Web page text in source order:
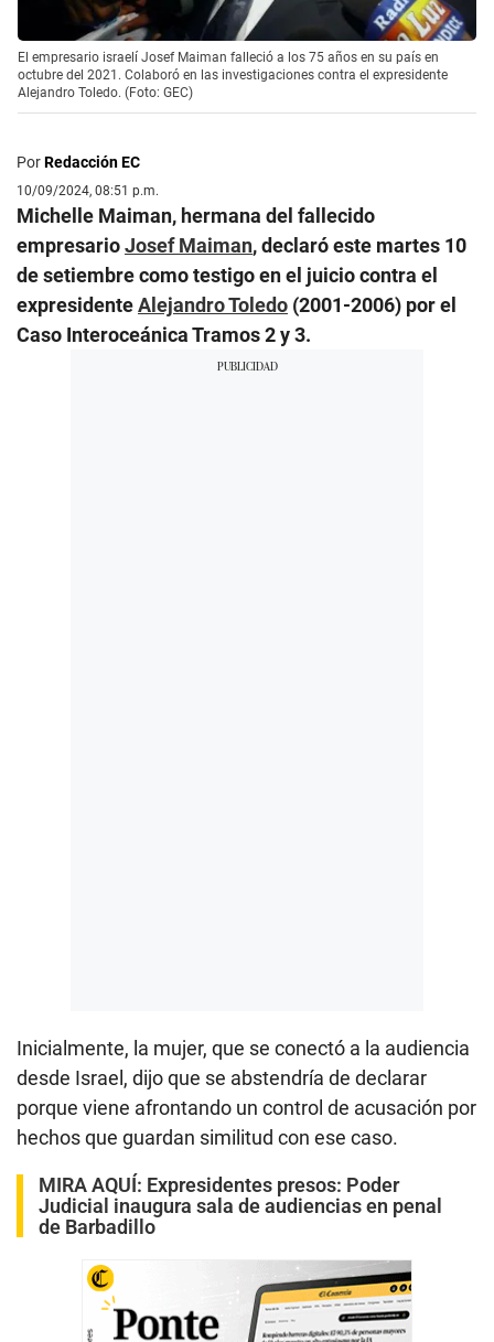
El empresario israelí Josef Maiman falleció a los 75 años en su país en
octubre del 2021. Colaboró en las investigaciones contra el expresidente
Alejandro Toledo. (Foto: GEC)
PorRedacción EC
10/09/2024, 08:51 p.m.
Michelle Maiman, hermana del fallecido
empresarioJosef Maiman, declaró este martes 10
de setiembre como testigo en el juicio contra el
expresidenteAlejandro Toledo (2001-2006) por el
Caso Interoceánica Tramos 2 y 3.
Inicialmente, la mujer, que se conectó a la audiencia
desde Israel, dijo que se abstendría de declarar
porque viene afrontando un control de acusación por
hechos que guardan similitud con ese caso.
MIRA AQUÍ: Expresidentes presos: Poder
Judicial inaugura sala de audiencias en penal
de Barbadillo